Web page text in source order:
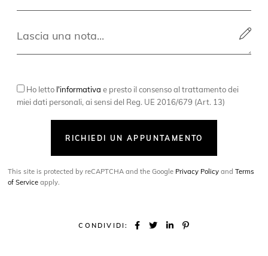
Ho letto l'informativa e presto il consenso al trattamento dei
miei dati personali, ai sensi del Reg. UE 2016/679 (Art. 13)
RICHIEDI UN APPUNTAMENTO
This site is protected by reCAPTCHA and the Google Privacy Policy andTerms
of Service apply.
CONDIVIDI: